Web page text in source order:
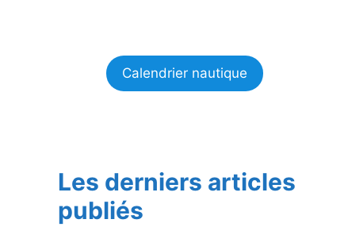
Calendrier nautique
Les derniers articles
publiés